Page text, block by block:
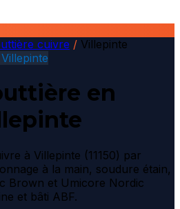
cuivre / Villepinte
en
à Villepinte (11150) par
à la main, soudure étain,
Brown et Umicore Nordic
et bâti ABF.